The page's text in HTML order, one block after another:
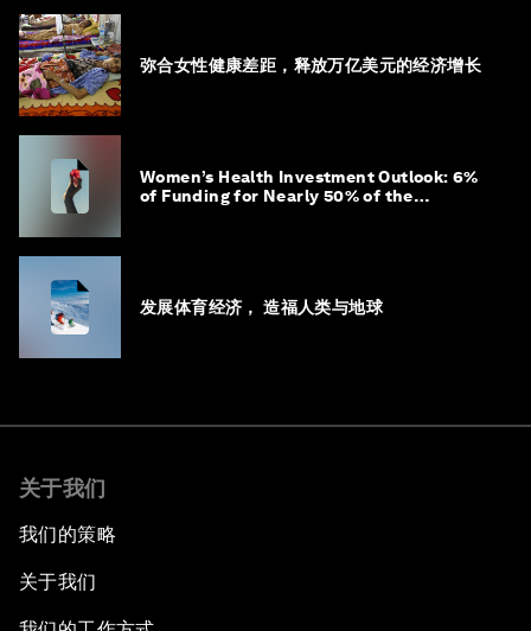
弥合女性健康差距，释放万亿美元的经济增长
Women’s Health Investment Outlook: 6%
of Funding for Nearly 50% of the
发展体育经济， 造福人类与地球
关于我们
我们的策略
关于我们